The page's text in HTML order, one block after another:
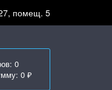
помещ. 5
0
0 ₽